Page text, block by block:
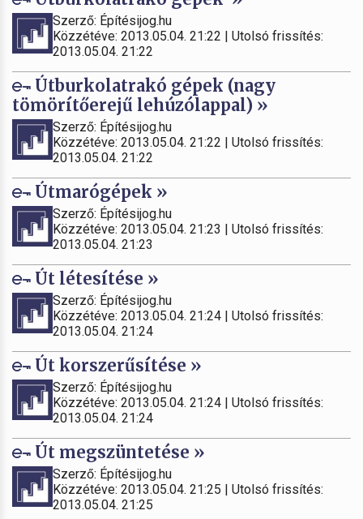
Szerző: Építésijog.hu
Közzétéve: 2013.05.04. 21:22 | Utolsó frissítés:
2013.05.04. 21:22
Útburkolatrakó gépek (nagy
tömörítőerejű lehúzólappal) »
Szerző: Építésijog.hu
Közzétéve: 2013.05.04. 21:22 | Utolsó frissítés:
2013.05.04. 21:22
Útmarógépek »
Szerző: Építésijog.hu
Közzétéve: 2013.05.04. 21:23 | Utolsó frissítés:
2013.05.04. 21:23
Út létesítése »
Szerző: Építésijog.hu
Közzétéve: 2013.05.04. 21:24 | Utolsó frissítés:
2013.05.04. 21:24
Út korszerűsítése »
Szerző: Építésijog.hu
Közzétéve: 2013.05.04. 21:24 | Utolsó frissítés:
2013.05.04. 21:24
Út megszüntetése »
Szerző: Építésijog.hu
Közzétéve: 2013.05.04. 21:25 | Utolsó frissítés:
2013.05.04. 21:25